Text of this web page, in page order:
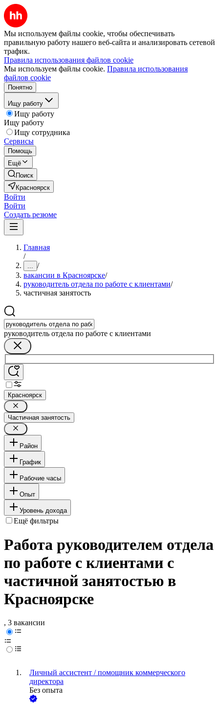
Мы используем файлы cookie, чтобы обеспечивать
правильную работу нашего веб-сайта и анализировать сетевой
трафик.
Правила использования файлов cookie
Мы используем файлы cookie. Правила использования
файлов cookie
Понятно
Ищу работу
Ищу работу
Ищу работу
Ищу сотрудника
Сервисы
Помощь
Ещё
Поиск
Красноярск
Войти
Войти
Создать резюме
Главная
/
... /
вакансии в Красноярске/
руководитель отдела по работе с клиентами/
частичная занятость
руководитель отдела по работе с клиентами
Красноярск
Частичная занятость
Район
График
Рабочие часы
Опыт
Уровень дохода
Ещё фильтры
Работа руководителем отдела
по работе с клиентами с
частичной занятостью в
Красноярске
, 3 вакансии
Личный ассистент / помощник коммерческого
директора
Без опыта